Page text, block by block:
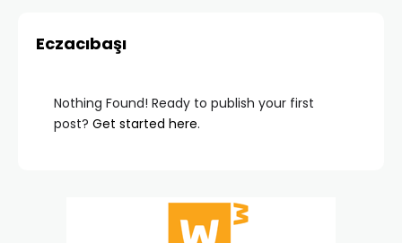
Eczacıbaşı
Nothing Found! Ready to publish your first
post? Get started here.